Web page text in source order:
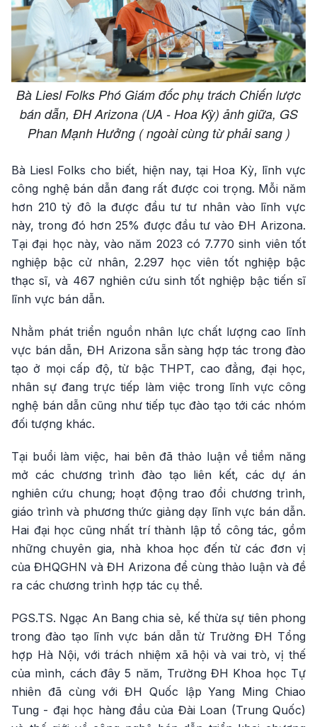
Bà Liesl Folks Phó Giám đốc phụ trách Chiến lược
bán dẫn, ĐH Arizona (UA - Hoa Kỳ) ảnh giữa, GS
Phan Mạnh Hưởng ( ngoài cùng từ phải sang )
Bà Liesl Folks cho biết, hiện nay, tại Hoa Kỳ, lĩnh vực
công nghệ bán dẫn đang rất được coi trọng. Mỗi năm
hơn 210 tỷ đô la được đầu tư tư nhân vào lĩnh vực
này, trong đó hơn 25% được đầu tư vào ĐH Arizona.
Tại đại học này, vào năm 2023 có 7.770 sinh viên tốt
nghiệp bậc cử nhân, 2.297 học viên tốt nghiệp bậc
thạc sĩ, và 467 nghiên cứu sinh tốt nghiệp bậc tiến sĩ
lĩnh vực bán dẫn.
Nhằm phát triển nguồn nhân lực chất lượng cao lĩnh
vực bán dẫn, ĐH Arizona sẵn sàng hợp tác trong đào
tạo ở mọi cấp độ, từ bậc THPT, cao đẳng, đại học,
nhân sự đang trực tiếp làm việc trong lĩnh vực công
nghệ bán dẫn cũng như tiếp tục đào tạo tới các nhóm
đối tượng khác.
Tại buổi làm việc, hai bên đã thảo luận về tiềm năng
mở các chương trình đào tạo liên kết, các dự án
nghiên cứu chung; hoạt động trao đổi chương trình,
giáo trình và phương thức giảng dạy lĩnh vực bán dẫn.
Hai đại học cũng nhất trí thành lập tổ công tác, gồm
những chuyên gia, nhà khoa học đến từ các đơn vị
của ĐHQGHN và ĐH Arizona để cùng thảo luận và đề
ra các chương trình hợp tác cụ thể.
PGS.TS. Ngạc An Bang chia sẻ, kế thừa sự tiên phong
trong đào tạo lĩnh vực bán dẫn từ Trường ĐH Tổng
hợp Hà Nội, với trách nhiệm xã hội và vai trò, vị thế
của mình, cách đây 5 năm, Trường ĐH Khoa học Tự
nhiên đã cùng với ĐH Quốc lập Yang Ming Chiao
Tung - đại học hàng đầu của Đài Loan (Trung Quốc)